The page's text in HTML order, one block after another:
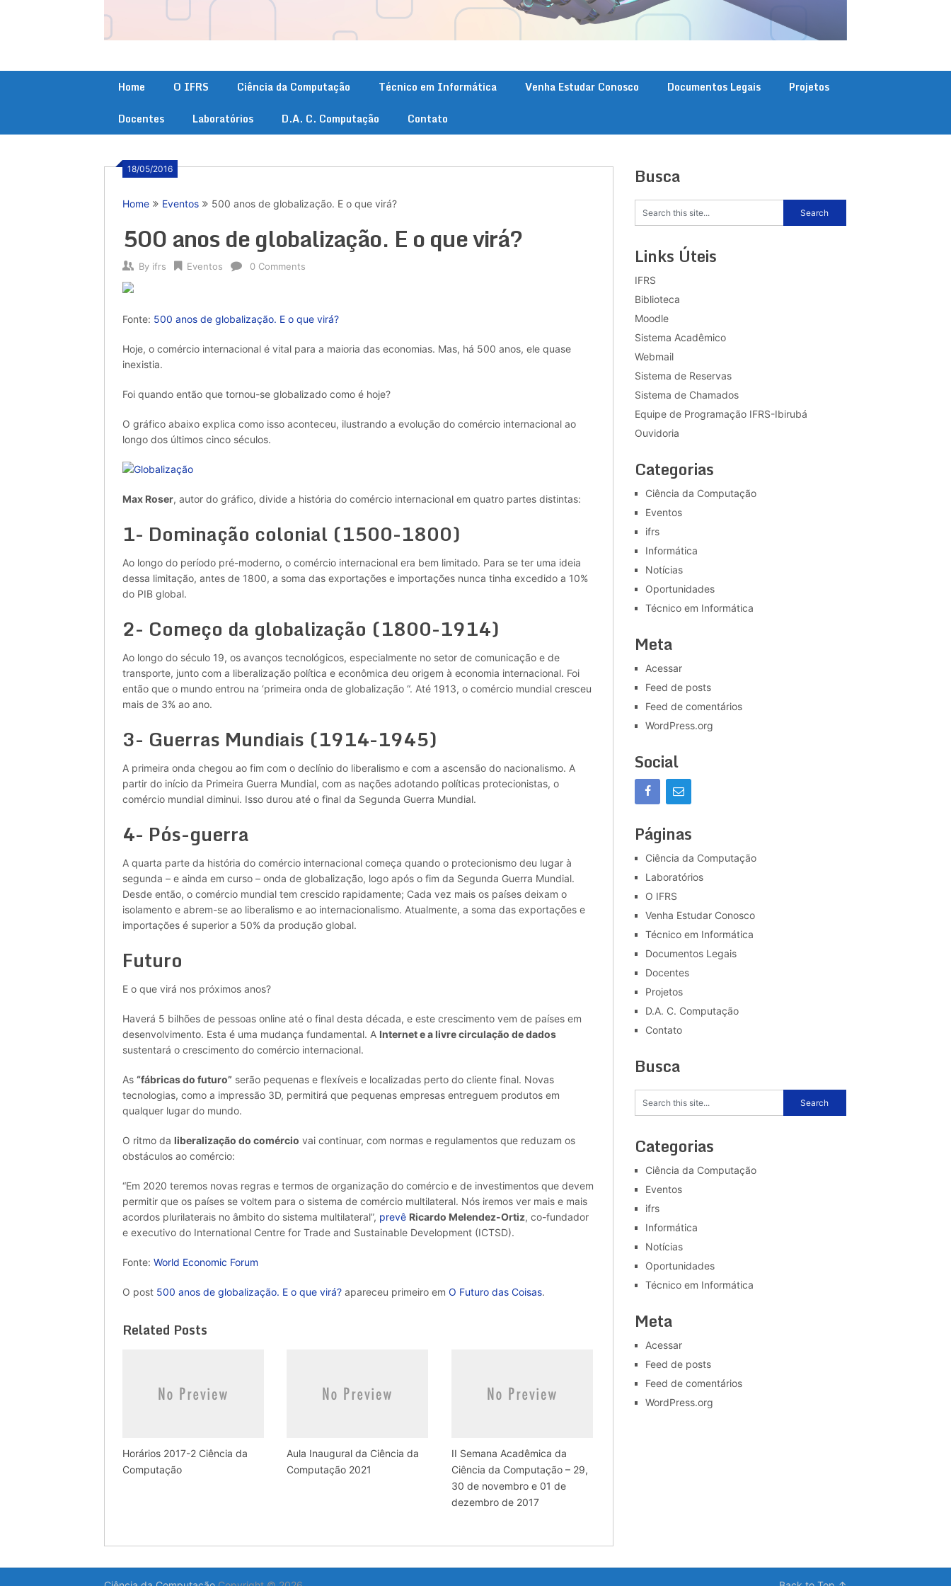
Home O IFRS Ciência da Computação Técnico em Informática Venha Estudar Conosco Documentos Legais
Projetos
Docentes
Laboratórios D.A. C. Computação Contato
18/05/2016
Home Eventos 500 anos de globalização. E o que virá?
500 anos de globalização. E o que virá?
By ifrs Eventos 0 Comments
Fonte: 500 anos de globalização. E o que virá?
Hoje, o comércio internacional é vital para a maioria das economias. Mas, há 500 anos, ele quase
inexistia.
Foi quando então que tornou-se globalizado como é hoje?
O gráfico abaixo explica como isso aconteceu, ilustrando a evolução do comércio internacional ao
longo dos últimos cinco séculos.
Max Roser, autor do gráfico, divide a história do comércio internacional em quatro partes distintas:
1- Dominação colonial (1500-1800)
Ao longo do período pré-moderno, o comércio internacional era bem limitado. Para se ter uma ideia
dessa limitação, antes de 1800, a soma das exportações e importações nunca tinha excedido a 10%
do PIB global.
2- Começo da globalização (1800-1914)
Ao longo do século 19, os avanços tecnológicos, especialmente no setor de comunicação e de
transporte, junto com a liberalização política e econômica deu origem à economia internacional. Foi
então que o mundo entrou na ‘primeira onda de globalização “. Até 1913, o comércio mundial cresceu
mais de 3% ao ano.
3- Guerras Mundiais (1914-1945)
A primeira onda chegou ao fim com o declínio do liberalismo e com a ascensão do nacionalismo. A
partir do início da Primeira Guerra Mundial, com as nações adotando políticas protecionistas, o
comércio mundial diminui. Isso durou até o final da Segunda Guerra Mundial.
4- Pós-guerra
A quarta parte da história do comércio internacional começa quando o protecionismo deu lugar à
segunda – e ainda em curso – onda de globalização, logo após o fim da Segunda Guerra Mundial.
Desde então, o comércio mundial tem crescido rapidamente; Cada vez mais os países deixam o
isolamento e abrem-se ao liberalismo e ao internacionalismo. Atualmente, a soma das exportações e
importações é superior a 50% da produção global.
Futuro
E o que virá nos próximos anos?
Haverá 5 bilhões de pessoas online até o final desta década, e este crescimento vem de países em
desenvolvimento. Esta é uma mudança fundamental. A Internet e a livre circulação de dados
sustentará o crescimento do comércio internacional.
As “fábricas do futuro” serão pequenas e flexíveis e localizadas perto do cliente final. Novas
tecnologias, como a impressão 3D, permitirá que pequenas empresas entreguem produtos em
qualquer lugar do mundo.
O ritmo da liberalização do comércio vai continuar, com normas e regulamentos que reduzam os
obstáculos ao comércio:
“Em 2020 teremos novas regras e termos de organização do comércio e de investimentos que devem
permitir que os países se voltem para o sistema de comércio multilateral. Nós iremos ver mais e mais
acordos plurilaterais no âmbito do sistema multilateral”, prevê Ricardo Melendez-Ortiz, co-fundador
e executivo do International Centre for Trade and Sustainable Development (ICTSD).
Fonte: World Economic Forum
O post 500 anos de globalização. E o que virá? apareceu primeiro em O Futuro das Coisas.
Related Posts
Horários 2017-2 Ciência da
Computação
Aula Inaugural da Ciência da
Computação 2021
II Semana Acadêmica da
Ciência da Computação – 29,
30 de novembro e 01 de
dezembro de 2017
Busca
Links Úteis
IFRS
Biblioteca
Moodle
Sistema Acadêmico
Webmail
Sistema de Reservas
Sistema de Chamados
Equipe de Programação IFRS-Ibirubá
Ouvidoria
Categorias
Ciência da Computação
Eventos
ifrs
Informática
Notícias
Oportunidades
Técnico em Informática
Meta
Acessar
Feed de posts
Feed de comentários
WordPress.org
Social
Páginas
Ciência da Computação
Laboratórios
O IFRS
Venha Estudar Conosco
Técnico em Informática
Documentos Legais
Docentes
Projetos
D.A. C. Computação
Contato
Busca
Categorias
Ciência da Computação
Eventos
ifrs
Informática
Notícias
Oportunidades
Técnico em Informática
Meta
Acessar
Feed de posts
Feed de comentários
WordPress.org